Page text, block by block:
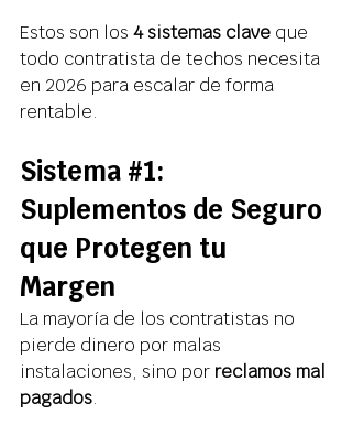
Estos son los 4 sistemas clave que
todo contratista de techos necesita
en 2026 para escalar de forma
rentable.
Sistema #1:
Suplementos de Seguro
que Protegen tu
Margen
La mayoría de los contratistas no
pierde dinero por malas
instalaciones, sino por reclamos mal
pagados.